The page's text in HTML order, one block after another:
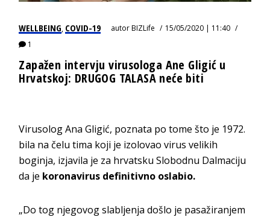
WELLBEING, COVID-19 autorBIZLife
15/05/2020 | 11:40
1
Zapažen intervju virusologa Ane Gligić u
Hrvatskoj: DRUGOG TALASA neće biti
Virusolog Ana Gligić, poznata po tome što je 1972.
bila na čelu tima koji je izolovao virus velikih
boginja, izjavila je za hrvatsku Slobodnu Dalmaciju
da je koronavirus definitivno oslabio.
„Do tog njegovog slabljenja došlo je pasažiranjem